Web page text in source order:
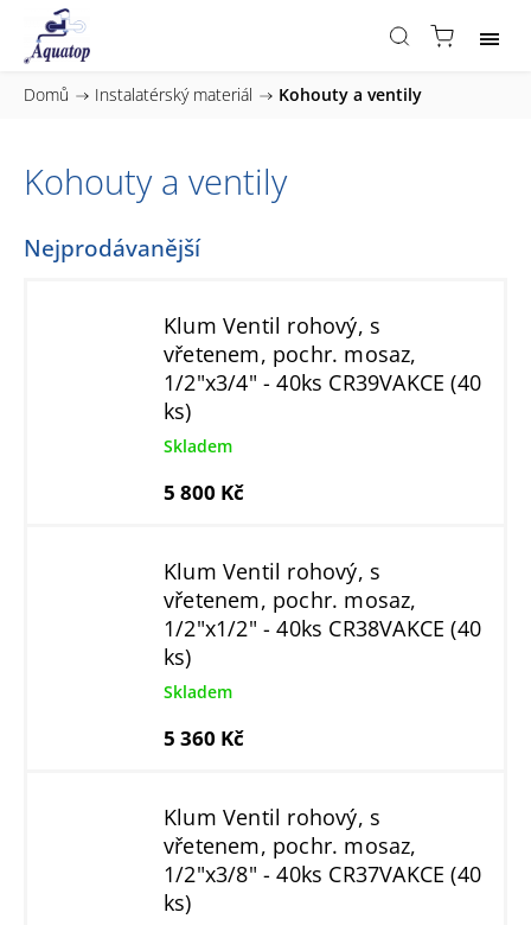
Domů / Instalatérský materiál / Kohouty a ventily
Kohouty a ventily
Nejprodávanější
Klum Ventil rohový, s
vřetenem, pochr. mosaz,
1/2"x3/4" - 40ks CR39VAKCE (40
ks)
Skladem
5 800 Kč
Klum Ventil rohový, s
vřetenem, pochr. mosaz,
1/2"x1/2" - 40ks CR38VAKCE (40
ks)
Skladem
5 360 Kč
Klum Ventil rohový, s
vřetenem, pochr. mosaz,
1/2"x3/8" - 40ks CR37VAKCE (40
ks)